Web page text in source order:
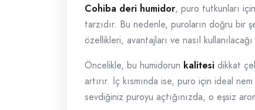
Cohiba deri humidor, puro tutkunları
tarzıdır. Bu nedenle, puroların doğru bir
özellikleri, avantajları ve nasıl
Öncelikle, bu humidorun kalitesi dikkat
artırır. İç kısmında ise, puro için ideal
sevdiğiniz puroyu açtığınızda, o eşsiz